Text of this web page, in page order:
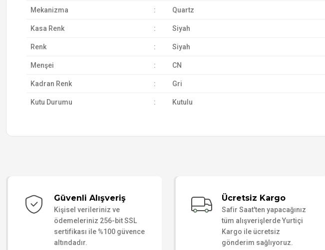
Mekanizma : Quartz
Kasa Renk : Siyah
Renk : Siyah
Menşei : CN
Kadran Renk : Gri
Kutu Durumu : Kutulu
Güvenli Alışveriş
Kişisel verileriniz ve
ödemeleriniz 256-bit SSL
sertifikası ile %100 güvence
altındadır.
Ücretsiz Kargo
Safir Saat'ten yapacağınız
tüm alışverişlerde Yurtiçi
Kargo ile ücretsiz
gönderim sağlıyoruz.